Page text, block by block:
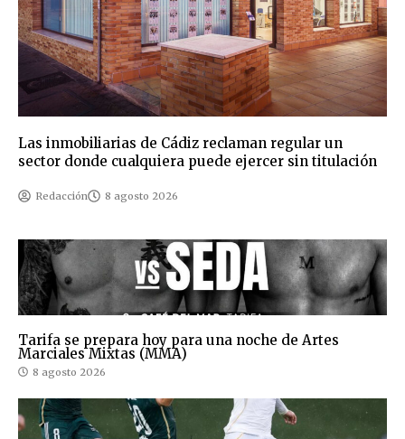
Las inmobiliarias de Cádiz reclaman regular un
sector donde cualquiera puede ejercer sin titulación
Redacción 8 agosto 2026
Tarifa se prepara hoy para una noche de Artes
Marciales Mixtas (MMA)
8 agosto 2026